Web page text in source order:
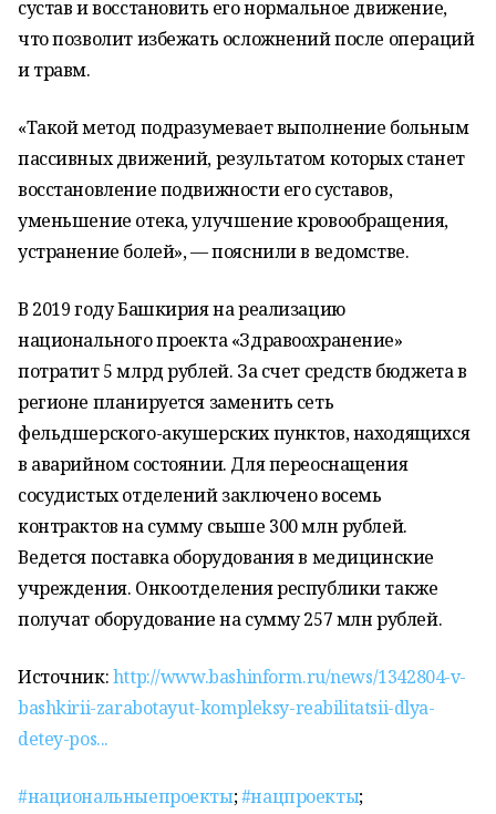
сустав и восстановить его нормальное движение,
что позволит избежать осложнений после операций
и травм.
«Такой метод подразумевает выполнение больным
пассивных движений, результатом которых станет
восстановление подвижности его суставов,
уменьшение отека, улучшение кровообращения,
устранение болей», — пояснили в ведомстве.
В 2019 году Башкирия на реализацию
национального проекта «Здравоохранение»
потратит 5 млрд рублей. За счет средств бюджета в
регионе планируется заменить сеть
фельдшерского-акушерских пунктов, находящихся
в аварийном состоянии. Для переоснащения
сосудистых отделений заключено восемь
контрактов на сумму свыше 300 млн рублей.
Ведется поставка оборудования в медицинские
учреждения. Онкоотделения республики также
получат оборудование на сумму 257 млн рублей.
Источник:http://www.bashinform.ru/news/1342804-v-
bashkirii-zarabotayut-kompleksy-reabilitatsii-dlya-
detey-pos...
#национальныепроекты;#нацпроекты;